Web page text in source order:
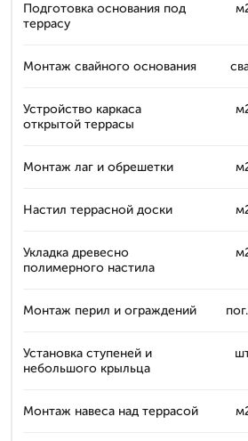
Подготовка основания под
террасу
Монтаж свайного основания
Устройство каркаса
открытой террасы
Монтаж лаг и обрешетки
Настил террасной доски
Укладка древесно
полимерного настила
Монтаж перил и ограждений
Установка ступеней и
небольшого крыльца
Монтаж навеса над террасой